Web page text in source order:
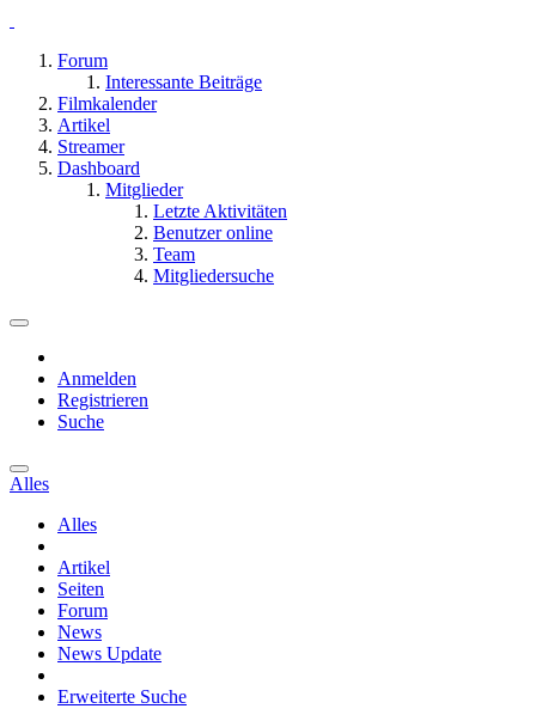
Forum
Interessante Beiträge
Filmkalender
Artikel
Streamer
Dashboard
Mitglieder
Letzte Aktivitäten
Benutzer online
Team
Mitgliedersuche
Anmelden
Registrieren
Suche
Alles
Alles
Artikel
Seiten
Forum
News
News Update
Erweiterte Suche